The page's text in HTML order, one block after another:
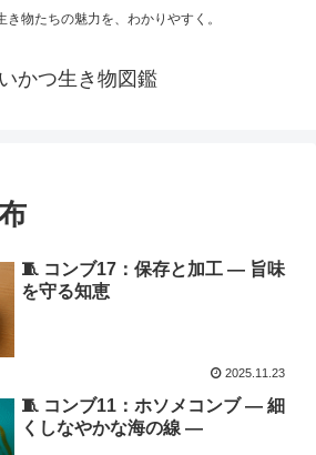
き物たちの魅力を、わかりやすく。
かつ生き物図鑑
🧵 コンブ17：保存と加工 ― 旨味
を守る知恵
2025.11.23
🧵 コンブ11：ホソメコンブ ― 細
くしなやかな海の線 ―